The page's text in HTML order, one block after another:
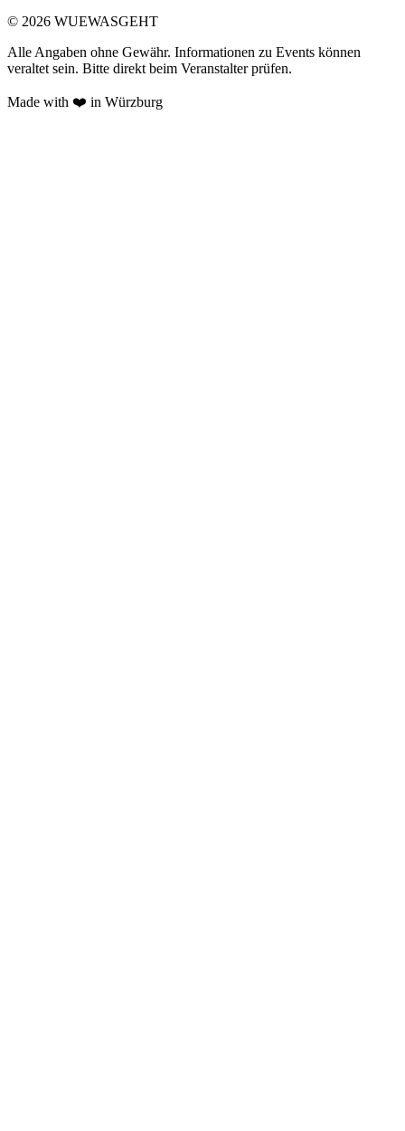
© 2026 WUEWASGEHT
Alle Angaben ohne Gewähr. Informationen zu Events können
veraltet sein. Bitte direkt beim Veranstalter prüfen.
Made with ❤️ in Würzburg